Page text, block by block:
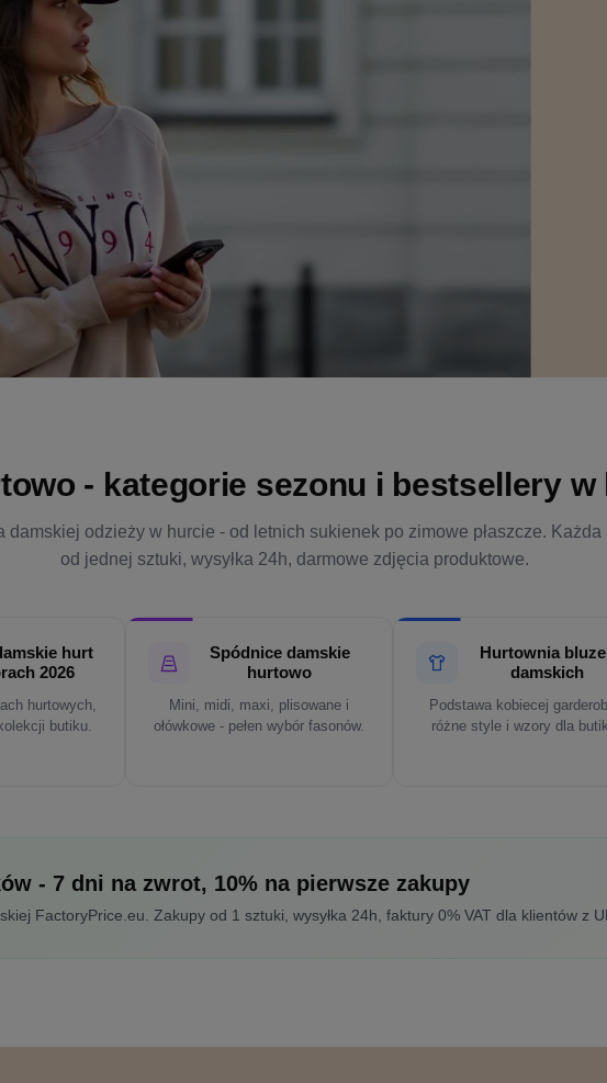
- kategorie sezonu i bestsellery
damskiej odzieży w hurcie - od letnich sukienek po zimowe płaszcze. Każda
od jednej sztuki, wysyłka 24h, darmowe zdjęcia produktowe.
hurt
2026
hurtowych,
butiku.
Spódnice damskie
hurtowo
Mini, midi, maxi, plisowane i
ołówkowe - pełen wybór fasonów.
Hurtownia
damskich
Podstawa kobiecej
różne style i wzory dla
- 7 dni na zwrot, 10% na pierwsze zakupy
FactoryPrice.eu. Zakupy od 1 sztuki, wysyłka 24h, faktury 0% VAT dla klientów z